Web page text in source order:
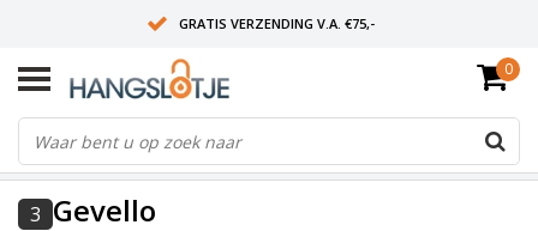
GRATIS VERZENDING V.A. €75,-
OP WERKDAGEN VOOR 15:00 BESTELD? VOLGENDE DAG OP SLOT!
ALLES UIT VOORRAAD
0
Gevello
3